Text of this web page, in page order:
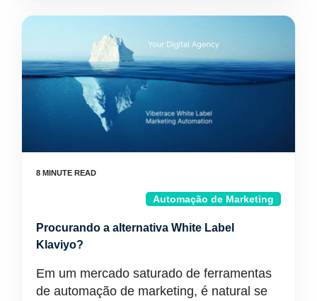
Automação de Marketing
Procurando a alternativa White Label
Klaviyo?
Em um mercado saturado de ferramentas
de automação de marketing, é natural se